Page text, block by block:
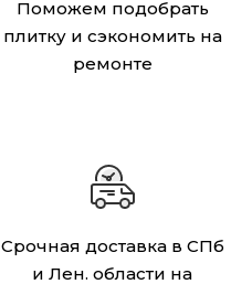
Поможем подобрать
плитку и сэкономить на
ремонте
Срочная доставка в СПб
и Лен. области на